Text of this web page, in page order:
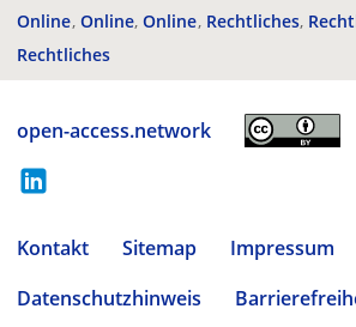
Online Online Online Rechtliches
Rechtliches
open-access.network
Kontakt Sitemap
Impressum
Datenschutzhinweis